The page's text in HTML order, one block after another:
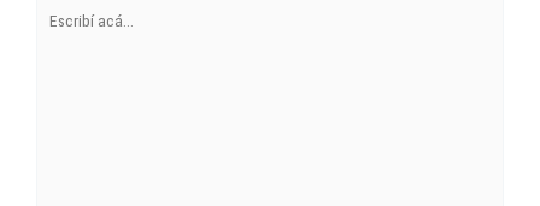
acá...